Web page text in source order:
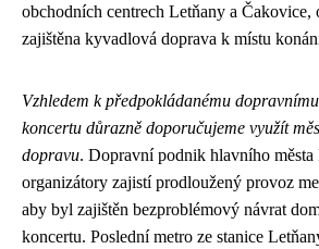
obchodních centrech Letňany a Čakovice,
zajištěna kyvadlová doprava k místu
Vzhledem k předpokládanému
koncertu důrazně doporučujeme využít
dopravu. Dopravní podnik hlavního města
organizátory zajistí prodloužený provoz
aby byl zajištěn bezproblémový návrat
koncertu. Poslední metro ze stanice